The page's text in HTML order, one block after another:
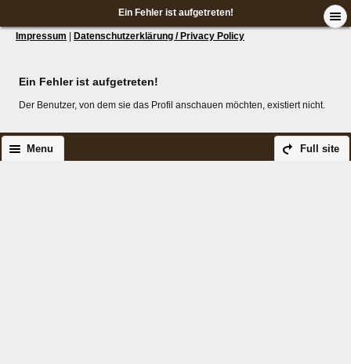
Ein Fehler ist aufgetreten!
Impressum Datenschutzerklärung / Privacy Policy
Ein Fehler ist aufgetreten!
Der Benutzer, von dem sie das Profil anschauen möchten, existiert nicht.
Full site
Menu